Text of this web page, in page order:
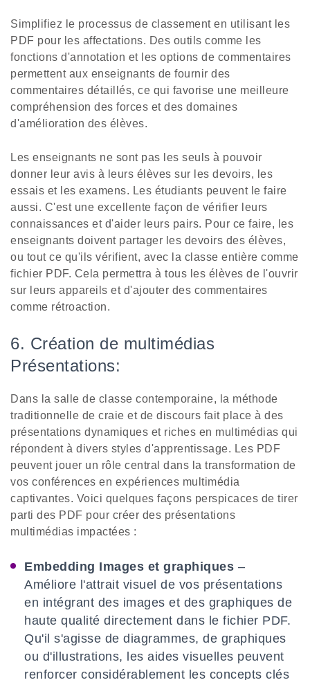
Simplifiez le processus de classement en utilisant les
PDF pour les affectations. Des outils comme les
fonctions d'annotation et les options de commentaires
permettent aux enseignants de fournir des
commentaires détaillés, ce qui favorise une meilleure
compréhension des forces et des domaines
d'amélioration des élèves.
Les enseignants ne sont pas les seuls à pouvoir
donner leur avis à leurs élèves sur les devoirs, les
essais et les examens. Les étudiants peuvent le faire
aussi. C'est une excellente façon de vérifier leurs
connaissances et d'aider leurs pairs. Pour ce faire, les
enseignants doivent partager les devoirs des élèves,
ou tout ce qu'ils vérifient, avec la classe entière comme
fichier PDF. Cela permettra à tous les élèves de l'ouvrir
sur leurs appareils et d'ajouter des commentaires
comme rétroaction.
6. Création de multimédias
Présentations:
Dans la salle de classe contemporaine, la méthode
traditionnelle de craie et de discours fait place à des
présentations dynamiques et riches en multimédias qui
répondent à divers styles d'apprentissage. Les PDF
peuvent jouer un rôle central dans la transformation de
vos conférences en expériences multimédia
captivantes. Voici quelques façons perspicaces de tirer
parti des PDF pour créer des présentations
multimédias impactées :
Embedding Images et graphiques –
Améliore l'attrait visuel de vos présentations
en intégrant des images et des graphiques de
haute qualité directement dans le fichier PDF.
Qu'il s'agisse de diagrammes, de graphiques
ou d'illustrations, les aides visuelles peuvent
renforcer considérablement les concepts clés